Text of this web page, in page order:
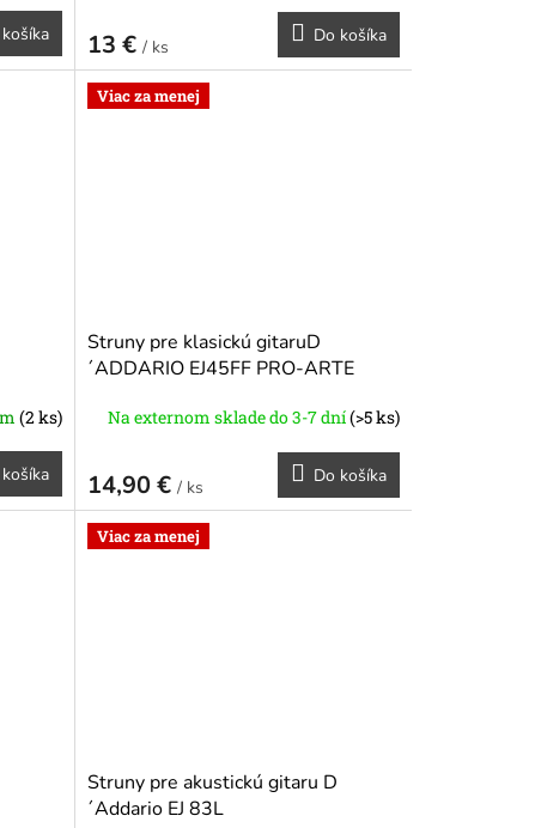
13 € / ks
Do košíka
(2 ks)
Viac za menej
Struny pre klasickú gitaruD
´ADDARIO EJ45FF PRO-ARTE
NORMAL TENSION
Na externom sklade do 3-7 dní(>5 ks)
14,90 € / ks
Do košíka
Viac za menej
Struny pre akustickú gitaru D
´Addario EJ 83L